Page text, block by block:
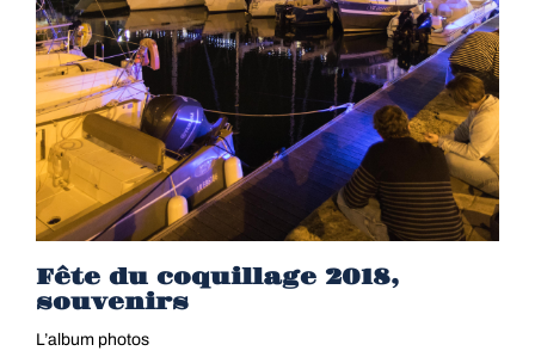
Fête du coquillage 2018,
souvenirs
L’album photos